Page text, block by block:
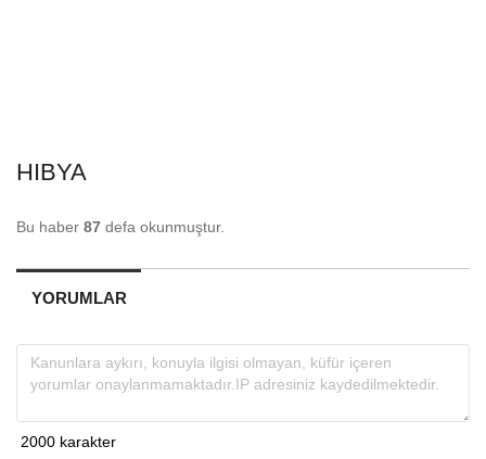
HIBYA
Bu haber 87 defa okunmuştur.
YORUMLAR